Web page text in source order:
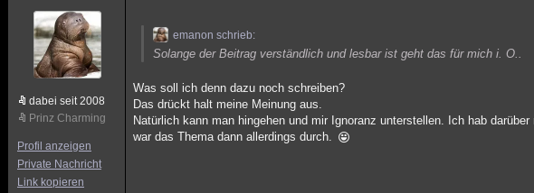
dabei seit 2008
Prinz Charming
Profil anzeigen
Private Nachricht
Link kopieren
emanon schrieb:
Solange der Beitrag verständlich und lesbar ist geht das für mich i. O..
Was soll ich denn dazu noch schreiben?
Das drückt halt meine Meinung aus.
Natürlich kann man hingehen und mir Ignoranz unterstellen. Ich hab
war das Thema dann allerdings durch.